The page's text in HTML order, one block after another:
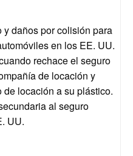
y daños por colisión para
en los EE. UU.
rechace el seguro
de locación y
de locación a su plástico.
al seguro
UU.